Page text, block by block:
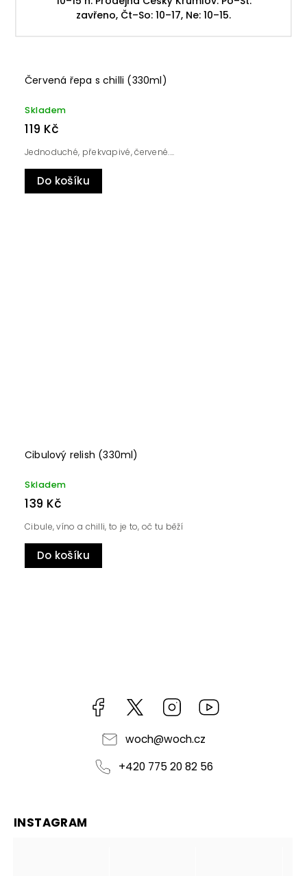
zavřeno, Čt–So: 10–17, Ne: 10–15.
Červená řepa s chilli (330ml)
Skladem
119 Kč
Do košíku
Jednoduché, překvapivé, červené....
Cibulový relish (330ml)
Skladem
139 Kč
Do košíku
Cibule, víno a chilli, to je to, oč tu běží
Facebook https://twitter.com/worldofchilli
Instagram
woch@woch.cz
+420 775 20 82 56
INSTAGRAM